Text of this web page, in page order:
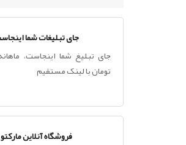
جای تبلیغات شما
تومان با لینک مستقیم
فروشگاه آنلاین مارکتو